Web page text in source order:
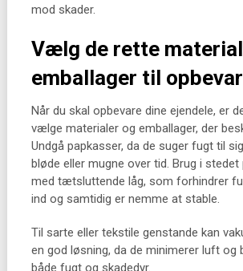
mod skader.
Vælg de rette
emballager til
Når du skal opbevare dine ejendele, er
vælge materialer og emballager, der
Undgå papkasser, da de suger fugt til
bløde eller mugne over tid. Brug i stedet
med tætsluttende låg, som forhindrer
ind og samtidig er nemme at stable.
Til sarte eller tekstile genstande kan
en god løsning, da de minimerer luft og
både fugt og skadedyr.